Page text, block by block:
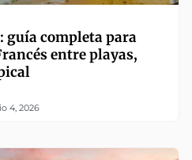
guía completa para
entre playas,
4, 2026